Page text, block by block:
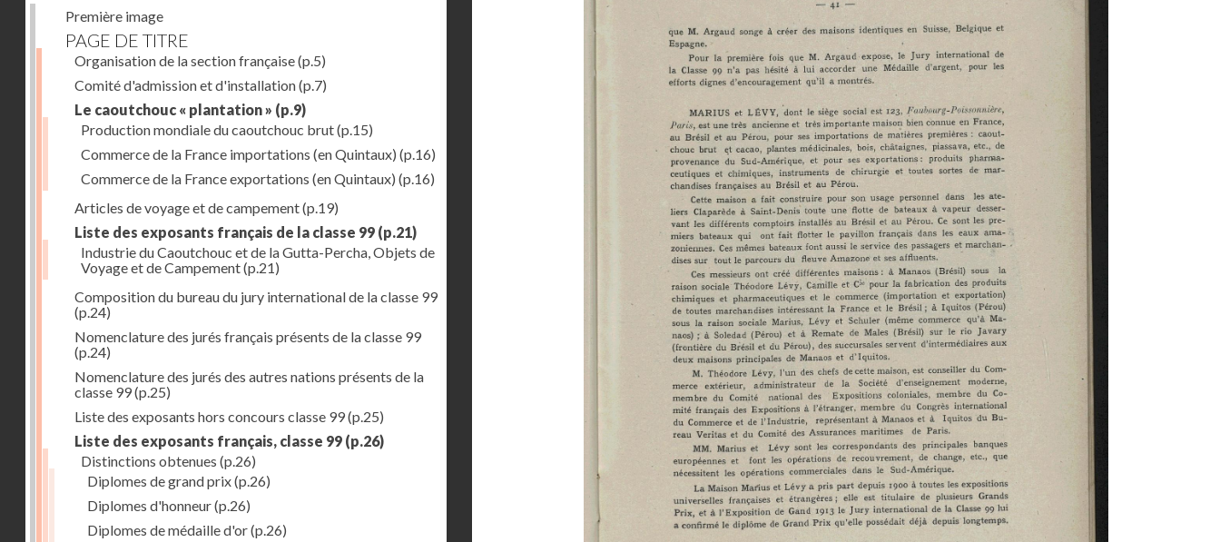
Première image
PAGE DE TITRE
Organisation de la section française(p.5)
Comité d'admission et d'installation(p.7)
Le caoutchouc « plantation » (p.9)
Production mondiale du caoutchouc brut(p.15)
Commerce de la France importations (en Quintaux) (p.16)
Commerce de la France exportations (en Quintaux) (p.16)
Articles de voyage et de campement(p.19)
Liste des exposants français de la classe 99 (p.21)
Industrie du Caoutchouc et de la Gutta-Percha, Objets de
Voyage et de Campement(p.21)
Composition du bureau du jury international de la classe 99
(p.24)
Nomenclature des jurés français présents de la classe 99
(p.24)
Nomenclature des jurés des autres nations présents de la
classe 99(p.25)
Liste des exposants hors concours classe 99(p.25)
Liste des exposants français, classe 99 (p.26)
Distinctions obtenues (p.26)
Diplomes de grand prix(p.26)
Diplomes d'honneur(p.26)
Diplomes de médaille d'or(p.26)